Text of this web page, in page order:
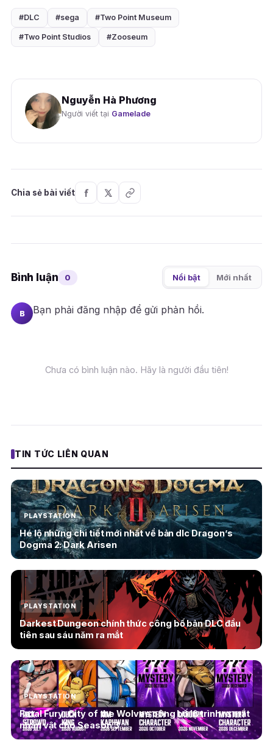
#DLC #sega #Two Point Museum
#Two Point Studios #Zooseum
Nguyễn Hà Phương
Người viết tại Gamelade
Chia sẻ bài viết
Bình luận 0 Nổi bật Mới nhất
B Bạn phải đăng nhập để gửi phản hồi.
Chưa có bình luận nào. Hãy là người đầu tiên!
TIN TỨC LIÊN QUAN
PLAYSTATION
Hé lộ những chi tiết mới nhất về bản dlc Dragon’s
Dogma 2: Dark Arisen
PLAYSTATION
Darkest Dungeon chính thức công bố bản DLC đầu
tiên sau sáu năm ra mắt
PLAYSTATION
Fatal Fury: City of the Wolves công bố lộ trình ra mắt
nhân vật cho Season 3